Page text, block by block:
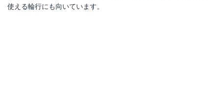
使える輪行にも向いています。